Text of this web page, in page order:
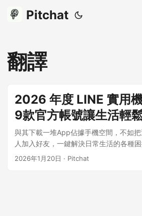
Pitchat
翻譯
2026 年度 LINE 實用機
9款官方帳號讓生活輕
與其下載一堆App佔據手機空間，不如
人加入好友，一鍵解決日常生活的各種
2025年最受歡迎的LINE官方帳號，涵蓋
2026年1月20日 · Pitchat